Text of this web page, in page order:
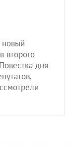
новый
второго
дня